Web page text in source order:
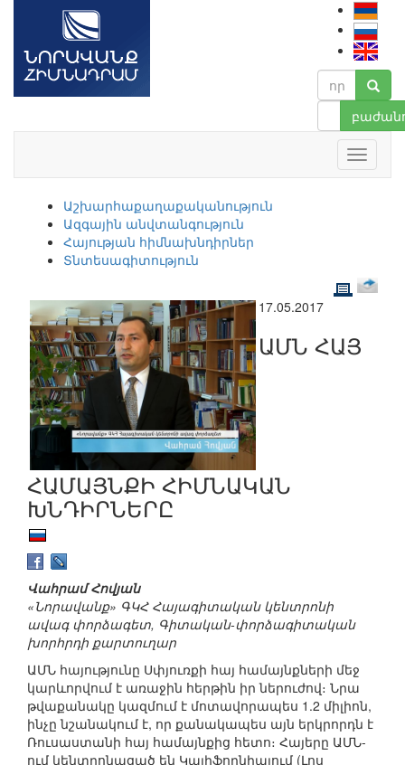
Աշխարհաքաղաքականություն
Ազգային անվտանգություն
Հայության հիմնախնդիրներ
Տնտեսագիտություն
17.05.2017
ԱՄՆ ՀԱՅ
ՀԱՄԱՅՆՔԻ ՀԻՄՆԱԿԱՆ
ԽՆԴԻՐՆԵՐԸ
Վահրամ Հովյան
«Նորավանք» ԳԿՀ Հայագիտական կենտրոնի
ավագ փորձագետ, Գիտական-փորձագիտական
խորհրդի քարտուղար
ԱՄՆ հայությունը Սփյուռքի հայ համայնքների մեջ
կարևորվում է առաջին հերթին իր ներուժով։ Նրա
թվաքանակը կազմում է մոտավորապես 1.2 միլիոն,
ինչը նշանակում է, որ քանակապես այն երկրորդն է
Ռուսաստանի հայ համայնքից հետո։ Հայերը ԱՄՆ-
ում կենտրոնացած են Կալիֆորնիայում (Լոս